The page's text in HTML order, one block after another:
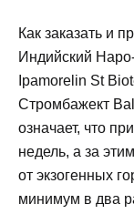
Как заказать и
Индийский
Ipamorelin St
Стромбажект
означает, что
недель, а за
от экзогенных
минимум в два